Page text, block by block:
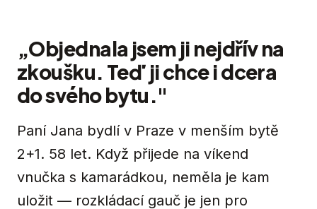
„Objednala jsem ji nejdřív na
zkoušku. Teď ji chce i dcera
do svého bytu."
Paní Jana bydlí v Praze v menším bytě
2+1. 58 let. Když přijede na víkend
vnučka s kamarádkou, neměla je kam
uložit — rozkládací gauč je jen pro